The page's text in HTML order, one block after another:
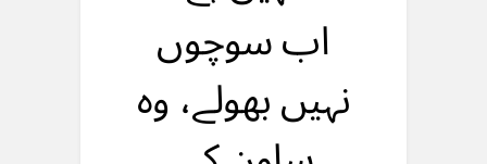
اب سوچوں
نہیں بهولے، وه